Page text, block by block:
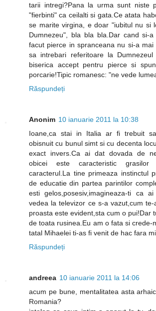
tarii intregi?Pana la urma sunt niste
"fierbinti" ca ceilalti si gata.Ce atata
se marite virgina, e doar "iubitul nu si
Dumnezeu", bla bla bla.Dar cand si-
facut pierce in spranceana nu si-a
sa intrebari referitoare la
biserica accept pentru pierce si
porcarie!Tipic romanesc: "ne vede
Răspundeți
Anonim 10 ianuarie 2011 la 10:38
Ioane,ca stai in Italia ar fi trebuit
obisnuit cu bunul simt si cu decenta
exact invers.Ca ai dat dovada de
obicei este caracteristic
caracterul.La tine primeaza instinctul
de educatie din partea parintilor
esti gelos,posesiv,imagineaza-ti ca
vedea la televizor ce s-a vazut,cum
proasta este evident,sta cum o pui!Dar
de toata rusinea.Eu am o fata si crede-
tatal Mihaelei ti-as fi venit de hac fara
Răspundeți
andreea 10 ianuarie 2011 la 14:06
acum pe bune, mentalitatea asta
Romania?